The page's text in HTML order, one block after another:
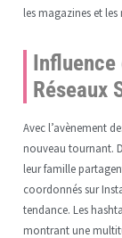
les magazines et les
Influence
Réseaux
Avec l’avènement
nouveau tournant.
leur famille
coordonnés sur
tendance. Les
montrant une